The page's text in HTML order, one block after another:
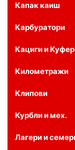
Капак каиш
Карбуратори
Кациги и
Километражи
Клипови
Курбли и мех.
Лагери и